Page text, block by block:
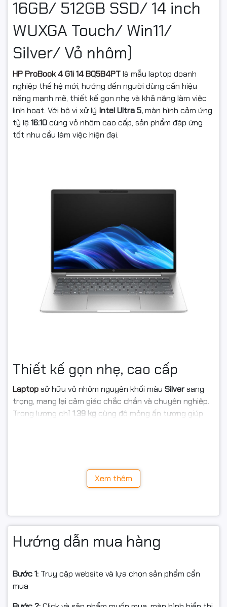
16GB/ 512GB SSD/ 14 inch
WUXGA Touch/ Win11/
Silver/ Vỏ nhôm)
HP ProBook 4 G1i 14 BQ5B4PTlà mẫu laptop doanh
nghiệp thế hệ mới, hướng đến người dùng cần hiệu
năng mạnh mẽ, thiết kế gọn nhẹ và khả năng làm việc
linh hoạt. Với bộ vi xử lý Intel Ultra 5,màn hình cảm ứng
tỷ lệ 16:10cùng vỏ nhôm cao cấp, sản phẩm đáp ứng
tốt nhu cầu làm việc hiện đại.
Thiết kế gọn nhẹ, cao cấp
Laptopsở hữu vỏ nhôm nguyên khối màu Silversang
trọng, mang lại cảm giác chắc chắn và chuyên nghiệp.
Trọng lượng chỉ 1.39 kg cùng độ mỏng ấn tượng giúp
Xem thêm
Hướng dẫn mua hàng
Bước 1: Truy cập website và lựa chọn sản phẩm cần
mua